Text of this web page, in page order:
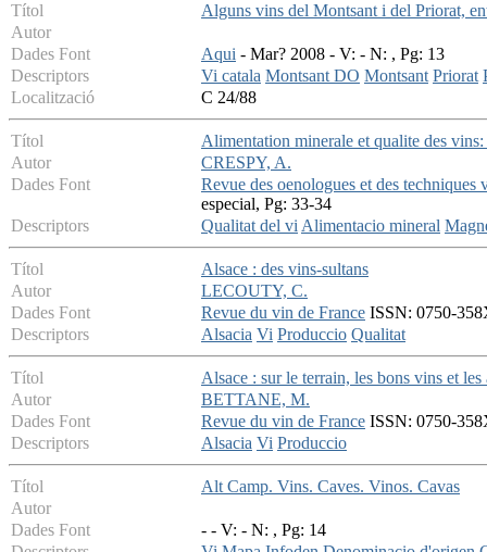
Títol
Alguns vins del Montsant i del Priorat,
Autor
Dades Font
Aqui - Mar? 2008 - V: - N: , Pg: 13
Descriptors
Vi catala Montsant DO Montsant Priorat
Localització
C 24/88
Títol
Alimentation minerale et qualite des
Autor
CRESPY, A.
Dades Font
Revue des oenologues et des
especial, Pg: 33-34
Descriptors
Qualitat del viAlimentacio mineral
Títol
Alsace : des vins-sultans
Autor
LECOUTY, C.
Dades Font
Revue du vin de France ISSN: 0750-
Descriptors
Alsacia Vi Produccio Qualitat
Títol
Alsace : sur le terrain, les bons vins et les
Autor
BETTANE, M.
Dades Font
Revue du vin de France ISSN: 0750-
Descriptors
Alsacia Vi Produccio
Títol
Alt Camp. Vins. Caves. Vinos. Cavas
Autor
Dades Font
- - V: - N: , Pg: 14